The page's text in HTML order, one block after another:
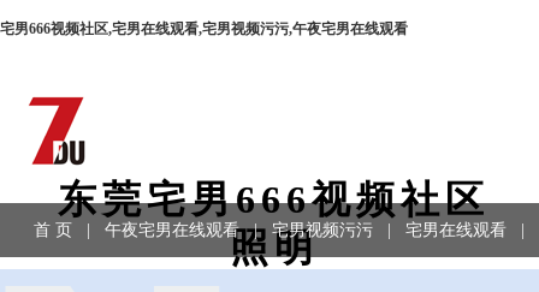
宅男666视频社区,宅男在线观看,宅男视频污污,午夜宅男在线观看
东莞宅男666视频社区
照明
首 页 午夜宅男在线观看 | 宅男视频污污 宅男在线观看